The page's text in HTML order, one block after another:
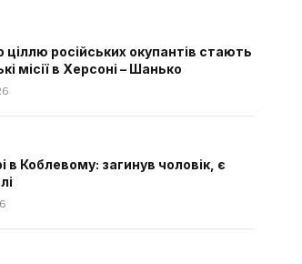
ціллю російських окупантів стають
місії в Херсоні – Шанько
в Коблевому: загинув чоловік, є